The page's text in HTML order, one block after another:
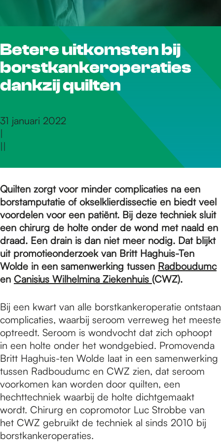
r
d
e
o
m
e
p
a
g
e
Betere uitkomsten bij
borstkankeroperaties
dankzij quilten
31 januari 2022
|
||
Quilten zorgt voor minder complicaties na een
borstamputatie of okselklierdissectie en biedt veel
voordelen voor een patiënt. Bij deze techniek sluit
een chirurg de holte onder de wond met naald en
draad. Een drain is dan niet meer nodig. Dat blijkt
uit promotieonderzoek van Britt Haghuis-Ten
Wolde in een samenwerking tussen Radboudumc
en Canisius Wilhelmina Ziekenhuis (CWZ).
Bij een kwart van alle borstkankeroperatie ontstaan
complicaties, waarbij seroom verreweg het meeste
optreedt. Seroom is wondvocht dat zich ophoopt
in een holte onder het wondgebied. Promovenda
Britt Haghuis-ten Wolde laat in een samenwerking
tussen Radboudumc en CWZ zien, dat seroom
voorkomen kan worden door quilten, een
hechttechniek waarbij de holte dichtgemaakt
wordt. Chirurg en copromotor Luc Strobbe van
het CWZ gebruikt de techniek al sinds 2010 bij
borstkankeroperaties.